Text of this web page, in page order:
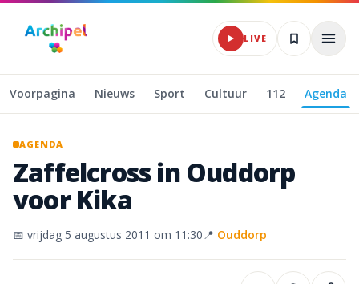
Naar hoofdinhoud
LIVE
Voorpagina Nieuws Sport Cultuur 112 Agenda
AGENDA
Zaffelcross in Ouddorp
voor Kika
📅 vrijdag 5 augustus 2011 om 11:30📍 Ouddorp